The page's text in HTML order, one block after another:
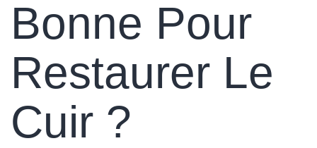
Bonne Pour
Restaurer Le
Cuir ?